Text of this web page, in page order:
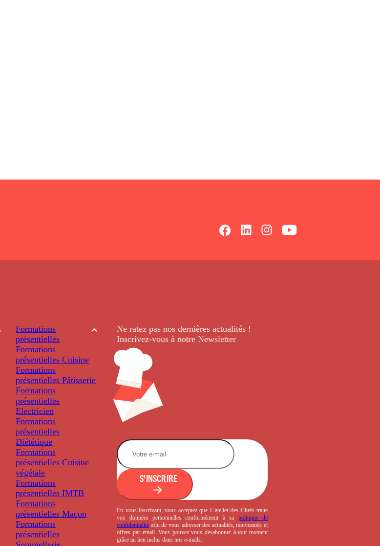
Formations
présentielles
Formations
présentielles Cuisine
Formations
présentielles Pâtisserie
Formations
présentielles
Electricien
Formations
présentielles
Diététique
Formations
présentielles Cuisine
végétale
Formations
présentielles IMTB
Formations
présentielles Maçon
Formations
présentielles
Ne ratez pas nos dernièresactualités !
Inscrivez-vous à notre Newsletter.
S'INSCRIRE
En vous inscrivant, vous acceptez que L’atelier des Chefs traite
vos données personnelles conformément à sa politique de
confidentialité afin de vous adresser des actualités, nouveautés et
offres par email. Vous pouvez vous désabonner à tout moment
grâce au lien inclus dans nos e-mails.